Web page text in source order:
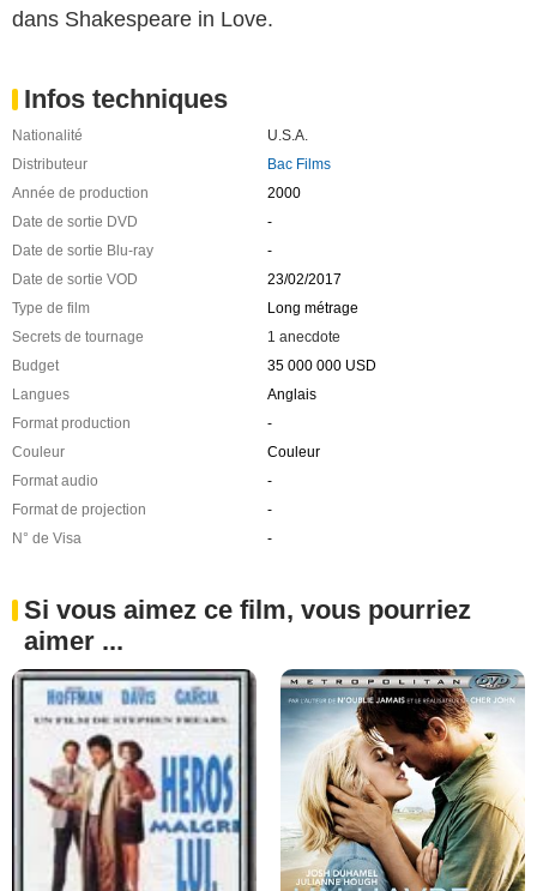
dans Shakespeare in Love.
Infos techniques
Nationalité
U.S.A.
Distributeur
Bac Films
Année de production
2000
Date de sortie DVD
-
Date de sortie Blu-ray
-
Date de sortie VOD
23/02/2017
Type de film
Long métrage
Secrets de tournage
1 anecdote
Budget
35 000 000 USD
Langues
Anglais
Format production
-
Couleur
Couleur
Format audio
-
Format de projection
-
N° de Visa
-
Si vous aimez ce film, vous pourriez
aimer ...